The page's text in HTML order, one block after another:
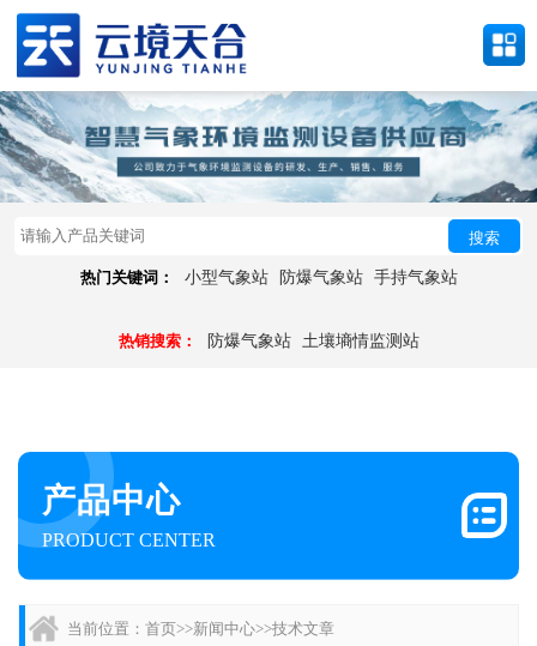
搜索
热门关键词： 小型气象站 防爆气象站 手持气象站
热销搜索： 防爆气象站 土壤墒情监测站
产品中心
PRODUCT CENTER
当前位置： 首页>>新闻中心>>技术文章